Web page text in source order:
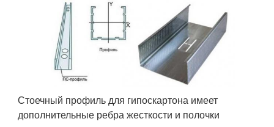
Стоечный профиль для гипоскартона имеет
дополнительные ребра жесткости и полочки